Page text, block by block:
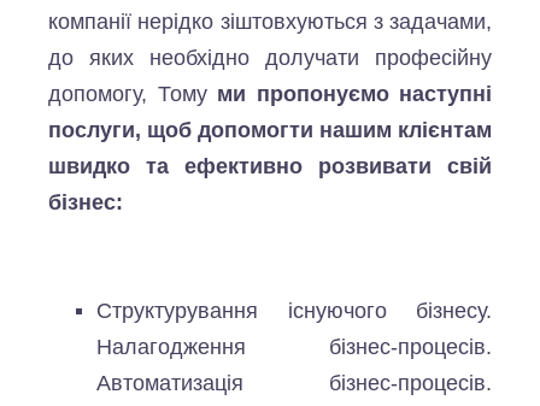
компанії нерідко зіштовхуються з задачами,
до яких необхідно долучати професійну
допомогу, Тому ми пропонуємо наступні
послуги, щоб допомогти нашим клієнтам
швидко та ефективно розвивати свій
бізнес:
Структурування існуючого бізнесу.
Налагодження бізнес-процесів.
Автоматизація бізнес-процесів.